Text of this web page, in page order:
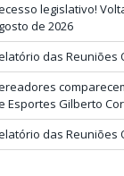
legislativo!
de 2026
das Reuniões
Esportes Gilberto
das Reuniões